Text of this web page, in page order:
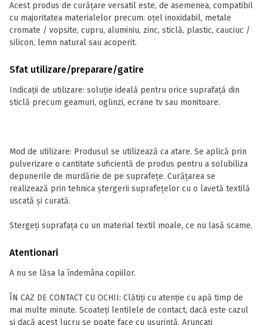
Acest produs de curățare versatil este, de asemenea, compatibil
cu majoritatea materialelor precum: oțel inoxidabil, metale
cromate / vopsite, cupru, aluminiu, zinc, sticlă, plastic, cauciuc /
silicon, lemn natural sau acoperit.
Sfat utilizare/preparare/gatire
Indicații de utilizare: soluție ideală pentru orice suprafaţă din
sticlă precum geamuri, oglinzi, ecrane tv sau monitoare.
Mod de utilizare: Produsul se utilizează ca atare. Se aplică prin
pulverizare o cantitate suficientă de produs pentru a solubiliza
depunerile de murdărie de pe suprafețe. Curățarea se
realizează prin tehnica ștergerii suprafețelor cu o lavetă textilă
uscată și curată.
Stergeţi suprafaţa cu un material textil moale, ce nu lasă scame.
Atentionari
A nu se lăsa la îndemâna copiilor.
ÎN CAZ DE CONTACT CU OCHII: Clătiți cu atenție cu apă timp de
mai multe minute. Scoateți lentilele de contact, dacă este cazul
și dacă acest lucru se poate face cu ușurință. Aruncați